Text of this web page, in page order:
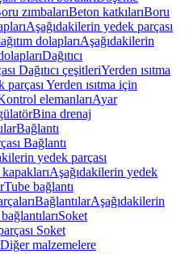
zımbalarıBeton katkılarıBoru
Aşağıdakilerin yedek parçası
dolaplarıAşağıdakilerin
Dağıtıcı
Dağıtıcı çeşitleriYerden ısıtma
Yerden ısıtma için
elemanlarıAyar
Bina drenaj
Bağlantı
Bağlantı
yedek parçası
Aşağıdakilerin yedek
bağlantı
BağlantılarAşağıdakilerin
Soket
Soket
Diğer malzemelere